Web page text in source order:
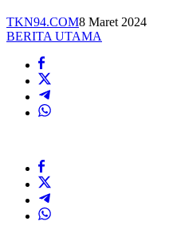
TKN94.COM8 Maret 2024
BERITA UTAMA